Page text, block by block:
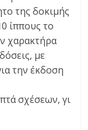
της δοκιμής
ίππους το
χαρακτήρα
με
την έκδοση
σχέσεων, γι